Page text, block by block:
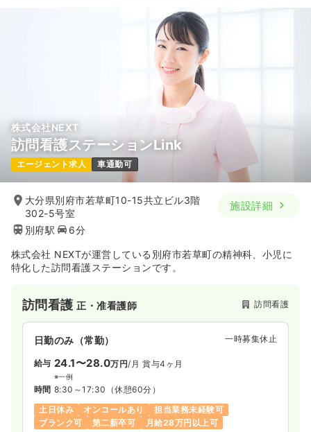
株式会社NEXT
訪問看護ステーションLink
エージェント求人 車通勤可
大分県別府市若草町10-15共立ビル3階
302-5号室
別府駅
6分
施設詳細
株式会社 NEXTが運営している別府市若草町の精神科、小児に
特化した訪問看護ステーションです。
訪問看護正・准看護師 訪問看護
日勤のみ（常勤） 一時募集休止
給与 24.1〜28.0万円/月 賞与4ヶ月
※一例
時間 8:30～17:30 （休憩60分）
土日休み
オンコールあり
担当業務未経験可
ブランク可
第二新卒可 月給28万円以上可